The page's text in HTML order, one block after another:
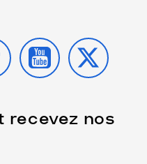
YOUTUBE
X
recevez nos